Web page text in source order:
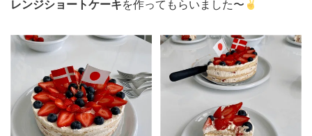
レンジショートケーキを作ってもらいました〜